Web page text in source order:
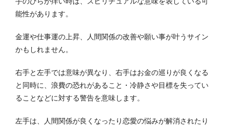
能性があります。
金運や仕事運の上昇、人間関係の改善や願い事が叶うサイン
かもしれません。
右手と左手では意味が異なり、右手はお金の巡りが良くなる
と同時に、浪費の恐れがあること・冷静さや目標を失ってい
ることなどに対する警告を意味します。
左手は、人間関係が良くなったり恋愛の悩みが解消されたり